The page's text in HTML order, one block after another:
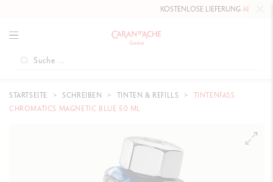
KOSTENLOSE LIEFERUNGAB 80 CHF
STARTSEITE SCHREIBEN TINTEN & REFILLS
TINTENFASS
CHROMATICS MAGNETIC BLUE 50 ML